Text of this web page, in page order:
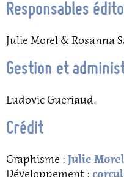
Responsables
Julie Morel & Rosanna
Gestion et
Ludovic Gueriaud.
Crédit
Graphisme : Julie Morel
Développement :